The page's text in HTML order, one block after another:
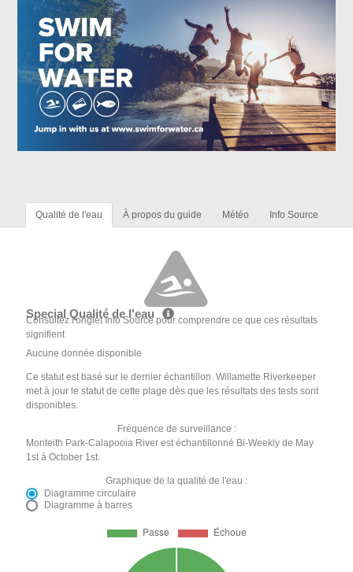
Qualité de l'eau À propos du guide Météo Info Source
Special Qualité de l'eau
Consultez l'onglet Info Source pour comprendre ce que ces résultats
signifient
Aucune donnée disponible
Ce statut est basé sur le dernier échantillon. Willamette Riverkeeper
met à jour le statut de cette plage dès que les résultats des tests sont
disponibles.
Fréquence de surveillance :
Monteith Park-Calapooia River est échantillonné Bi-Weekly de May
1st à October 1st.
Graphique de la qualité de l'eau :
Diagramme circulaire
Diagramme à barres